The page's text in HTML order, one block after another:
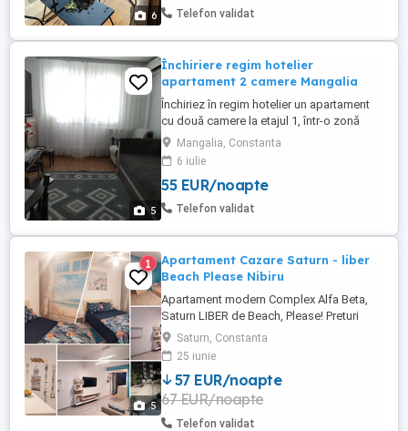
6 Telefon validat
5
Închiriere regim hotelier
apartament 2 camere Mangalia
Închiriez în regim hotelier un apartament
cu două camere la etajul 1, într-o zonă
liniștită aproape de Portul Turistic și de
plaja Mangalia. Capacitate de cazare 3-5
persoane.Suprafata apartamentului este
de 42 mp. Apartamentul se afla situat în
apropierea stațiilor de microbuz către
Mangalia, Constanta
6 iulie
55 EUR/noapte
Telefon validat
5
1
Apartament Cazare Saturn - liber
Beach Please Nibiru
Apartament modern Complex Alfa Beta,
Saturn LIBER de Beach, Please! Preturi
incepand de la 350 de lei pe noapte!! Cauți
cazarea perfectă pentru festival sau
pentru o vacanță la mare? Închiriez
apartament modern cu 2 camere în Saturn
(Complex Alfa Beta, str. Henny Ignatie nr.
1), cu o capacitate de ...
Saturn, Constanta
25 iunie
57 EUR/noapte
67 EUR/noapte
Telefon validat